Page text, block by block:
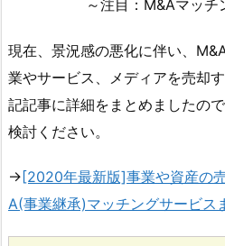
～注目：M&Aマッチ
現在、景況感の悪化に伴い、
業やサービス、メディアを売却
記記事に詳細をまとめましたの
検討ください。
→ [2020年最新版]事業や資産の
A(事業継承)マッチングサービス